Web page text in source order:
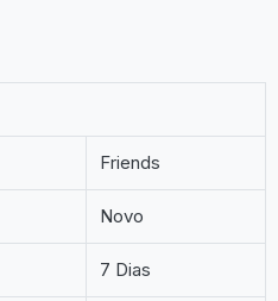
Friends
Novo
7 Dias